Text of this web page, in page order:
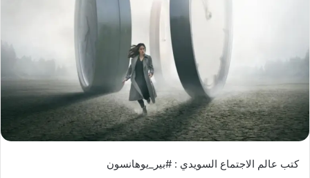
كتب عالم الاجتماع السويدي : #بير_يوهانسون